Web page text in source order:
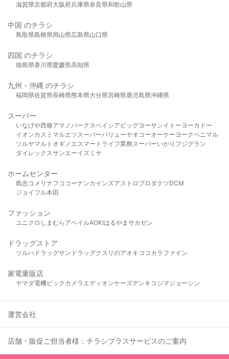
滋賀県京都府大阪府兵庫県奈良県和歌山県
中国 のチラシ
鳥取県島根県岡山県広島県山口県
四国 のチラシ
徳島県香川県愛媛県高知県
九州・沖縄 のチラシ
福岡県佐賀県長崎県熊本県大分県宮崎県鹿児島県沖縄県
スーパー
いなげや西條アマノパークスベイシア ビッグヨーサンイトーヨーカドー
イオンカスミ マルエツスーパーバリューヤオコーオーケー ヨークベニマル
ツルヤマルト オギノ エスマート ライフ業務スーパーいかり フジグラン
ダイレックスサンエーイズミヤ
ホームセンター
島忠 コメリ ナフコ コーナンカインズアストロプロダクツDCM
ジョイフル本田
ファッション
ユニクロ しまむら アベイルAOKIはるやま サカゼン
ドラッグストア
ツルハドラッグサンドラッグクスリのアオキ ココカラファイン
家電量販店
ヤマダ電機ビックカメラ エディオンケーズデンキ コジマジョーシン
運営会社
店舗・販促ご担当者様：チラシプラスサービスのご案内